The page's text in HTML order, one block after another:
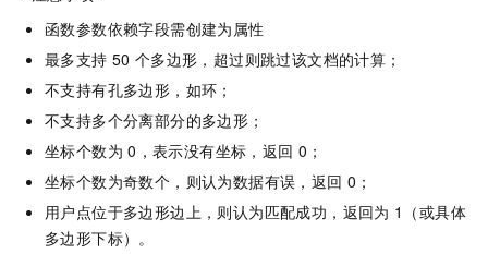
函数参数依赖字段需创建为属性
最多支持 50 个多边形，超过则跳过该文档的计算；
不支持有孔多边形，如环；
不支持多个分离部分的多边形；
坐标个数为 0，表示没有坐标，返回 0；
坐标个数为奇数个，则认为数据有误，返回 0；
用户点位于多边形边上，则认为匹配成功，返回为 1（或具体
多边形下标）。